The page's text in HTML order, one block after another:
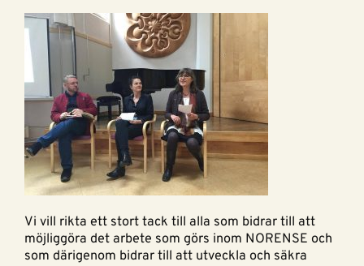
Vi vill rikta ett stort tack till alla som bidrar till att
möjliggöra det arbete som görs inom NORENSE och
som därigenom bidrar till att utveckla och säkra